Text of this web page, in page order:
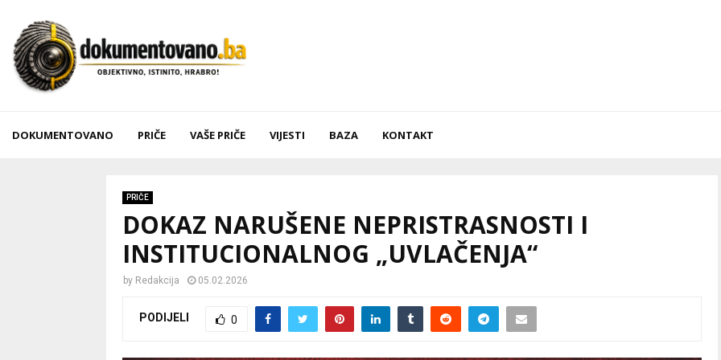
DOKUMENTOVANO PRIČE VAŠE PRIČE VIJESTI BAZA KONTAKT
PRIČE
DOKAZ NARUŠENE NEPRISTRASNOSTI I
INSTITUCIONALNOG „UVLAČENJA“
by Redakcija 05.02.2026
PODIJELI 0